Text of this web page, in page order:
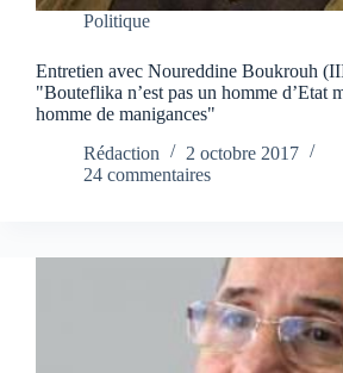
Politique
Entretien avec Noureddine Boukrouh
"Bouteflika n’est pas un homme d’Etat
homme de manigances"
Rédaction
2 octobre 2017
24 commentaires